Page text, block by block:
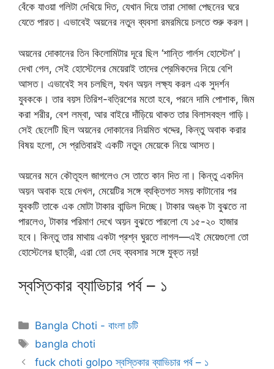
বেঁকে যাওয়া গলিটা দেখিয়ে দিত, যেখান দিয়ে তারা সোজা পেছনের ঘরে
যেতে পারত। এভাবেই অয়নের নতুন ব্যবসা রমরমিয়ে চলতে শুরু করল।
অয়নের দোকানের তিন কিলোমিটার দূরে ছিল ‘শান্তি গার্লস হোস্টেল’।
দেখা গেল, সেই হোস্টেলের মেয়েরাই তাদের প্রেমিকদের নিয়ে বেশি
আসত। এভাবেই সব চলছিল, যখন অয়ন লক্ষ্য করল এক সুদর্শন
যুবককে। তার বয়স তিরিশ-বত্রিশের মতো হবে, পরনে দামি পোশাক, জিম
করা শরীর, বেশ‌ লম্বা, আর বাইরে দাঁড়িয়ে থাকত তার বিলাসবহুল গাড়ি।
সেই ছেলেটি ছিল অয়নের দোকানের নিয়মিত খদ্দের, কিন্তু অবাক করার
বিষয় হলো, সে প্রতিবারই একটি নতুন মেয়েকে নিয়ে আসত।
অয়নের মনে কৌতূহল জাগলেও সে তাতে কান দিত না। কিন্তু একদিন
অয়ন অবাক হয়ে দেখল, মেয়েটির সঙ্গে ব্যক্তিগত সময় কাটানোর পর
যুবকটি তাকে এক মোটা টাকার বান্ডিল দিচ্ছে। টাকার অঙ্ক টা বুঝতে না
পারলেও, টাকার পরিমাণ দেখে অয়ন বুঝতে পারলো যে ১৫-২০ হাজার
হবে। কিন্তু তার মাথায় একটা প্রশ্ন ঘুরতে লাগল—এই মেয়েগুলো তো
হোস্টেলের ছাত্রী, এরা তো দেহ ব্যবসার সঙ্গে যুক্ত নয়!
স্বস্তিকার ব্যাভিচার পর্ব – ১
Categories
Bangla Choti - বাংলা চটি
Tags
bangla choti
fuck choti golpo স্বস্তিকার ব্যাভিচার পর্ব – ১